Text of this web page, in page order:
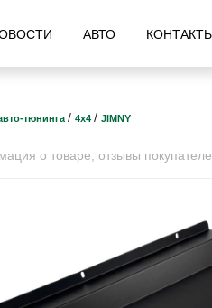
АВТО
тюнинга / 4х4 / JIMNY
о товаре, отзывы